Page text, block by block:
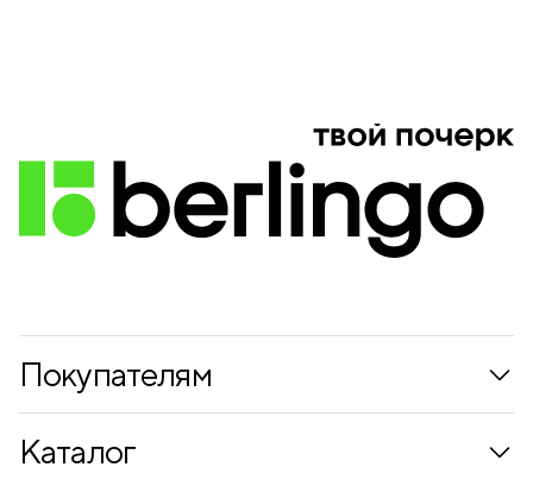
Покупателям
Каталог